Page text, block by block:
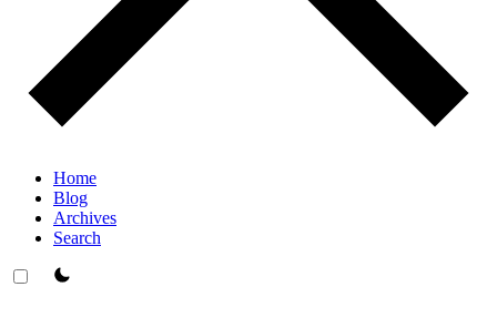
Home
Blog
Archives
Search
theme switcher